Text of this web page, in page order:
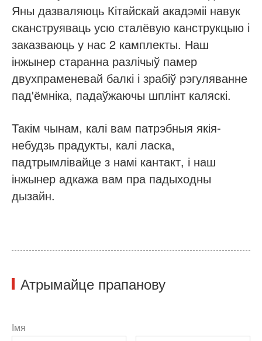
Яны дазваляюць Кітайскай акадэміі навук
сканструяваць усю сталёвую канструкцыю і
заказваюць у нас 2 камплекты. Наш
інжынер старанна разлічыў памер
двухпраменевай балкі і зрабіў рэгуляванне
пад'ёмніка, падаўжаючы шплінт каляскі.
Такім чынам, калі вам патрэбныя якія-
небудзь прадукты, калі ласка,
падтрымлівайце з намі кантакт, і наш
інжынер адкажа вам пра падыходны
дызайн.
Атрымайце прапанову
Імя